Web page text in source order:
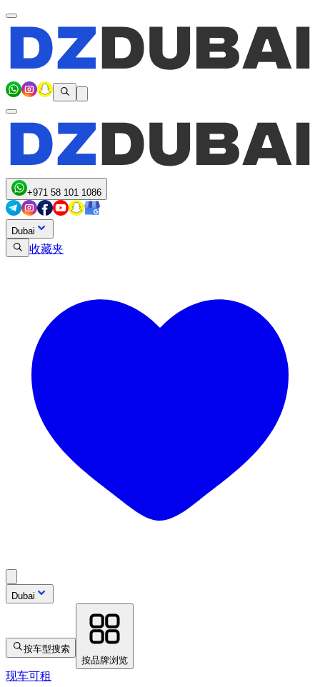
+971 58 101 1086
Dubai
收藏夹
Dubai
按车型搜索
按品牌浏览
现车可租